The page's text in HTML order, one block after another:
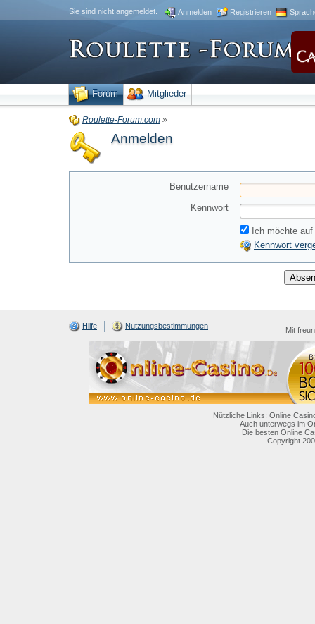
Sie sind nicht angemeldet. Anmelden Registrieren
Forum Mitglieder
Roulette-Forum.com »
Anmelden
Benutzername
Kennwort
Ich möchte
Kennwort
Hilfe Nutzungsbestimmungen
Mit
Nützliche Links: Online
Auch unterwegs im
Die besten Online
Copyright